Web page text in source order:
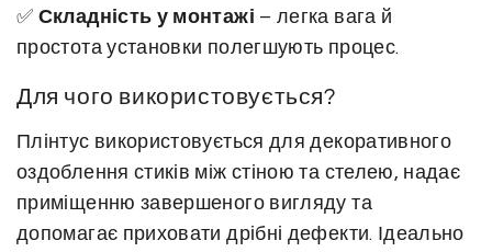
4
к
л
ь
✅ Складність у монтажі – легка вага й
простота установки полегшують процес.
Для чого використовується?
Плінтус використовується для декоративного
оздоблення стиків між стіною та стелею, надає
приміщенню завершеного вигляду та
допомагає приховати дрібні дефекти. Ідеально